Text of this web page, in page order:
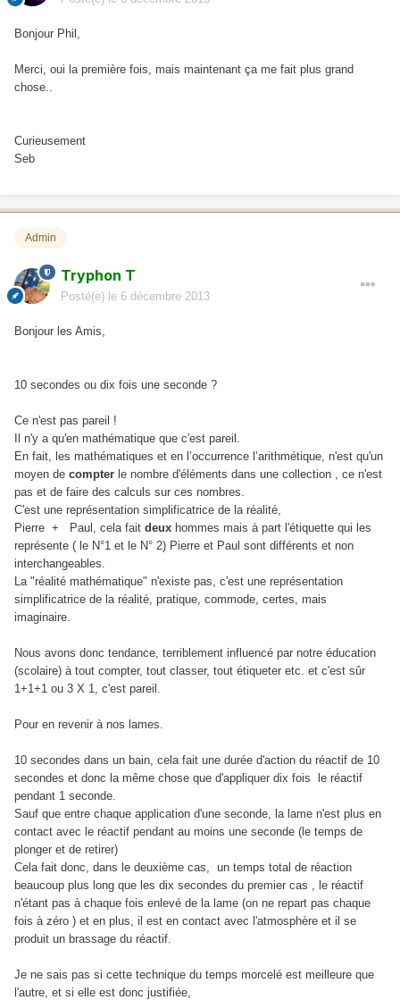
Bonjour Phil,
Merci, oui la première fois, mais maintenant ça me fait plus grand
chose..
Curieusement
Seb
Admin
Tryphon T
Posté(e) le 6 décembre 2013
Bonjour les Amis,
10 secondes ou dix fois une seconde ?
Ce n'est pas pareil !
Il n'y a qu'en mathématique que c'est pareil.
En fait, les mathématiques et en l’occurrence l’arithmétique, n'est qu'un
moyen de compter le nombre d'éléments dans une collection , ce n'est
pas et de faire des calculs sur ces nombres.
C'est une représentation simplificatrice de la réalité,
Pierre + Paul, cela fait deux hommes mais à part l'étiquette qui les
représente ( le N°1 et le N° 2) Pierre et Paul sont différents et non
interchangeables.
La "réalité mathématique" n'existe pas, c'est une représentation
simplificatrice de la réalité, pratique, commode, certes, mais
imaginaire.
Nous avons donc tendance, terriblement influencé par notre éducation
(scolaire) à tout compter, tout classer, tout étiqueter etc. et c'est sûr
1+1+1 ou 3 X 1, c'est pareil.
Pour en revenir à nos lames.
10 secondes dans un bain, cela fait une durée d'action du réactif de 10
secondes et donc la même chose que d'appliquer dix fois le réactif
pendant 1 seconde.
Sauf que entre chaque application d'une seconde, la lame n'est plus en
contact avec le réactif pendant au moins une seconde (le temps de
plonger et de retirer)
Cela fait donc, dans le deuxième cas, un temps total de réaction
beaucoup plus long que les dix secondes du premier cas , le réactif
n'étant pas à chaque fois enlevé de la lame (on ne repart pas chaque
fois à zéro ) et en plus, il est en contact avec l'atmosphère et il se
produit un brassage du réactif.
Je ne sais pas si cette technique du temps morcelé est meilleure que
l'autre, et si elle est donc justifiée,